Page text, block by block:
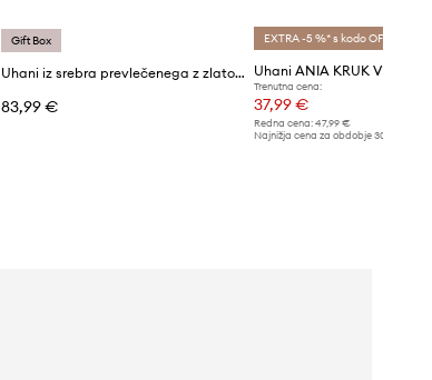
Gift Box
Uhani iz srebra prevlečenega z zlatom ANIA KRUK VINTAGE
83,99 €
EXTRA -5 %* s kodo OFF
Uhani ANIA KRUK VINTAGE
Trenutna cena:
37,99 €
Redna cena: 47,99 €
Najnižja cena za obdobje 30 dni pred